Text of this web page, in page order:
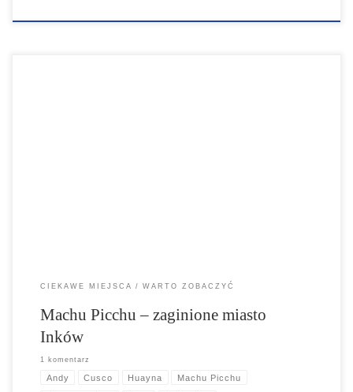
CIEKAWE MIEJSCA WARTO ZOBACZYĆ
Machu Picchu – zaginione miasto
Inków
1 komentarz
Andy Cusco Huayna Machu Picchu